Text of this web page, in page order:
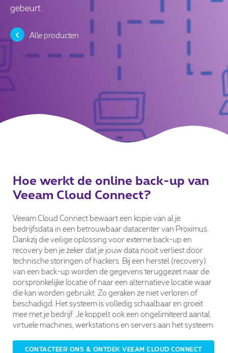
gebeurt.
Alle producten
Hoe werkt de online back-up van
Veeam Cloud Connect?
Veeam Cloud Connect bewaart een kopie van al je
bedrijfsdata in een betrouwbaar datacenter van Proximus.
Dankzij die veilige oplossing voor externe back-up en
recovery ben je zeker dat je jouw data nooit verliest door
technische storingen of hackers. Bij een herstel (recovery)
van een back-up worden de gegevens teruggezet naar de
oorspronkelijke locatie of naar een alternatieve locatie waar
die kan worden gebruikt. Zo geraken ze niet verloren of
beschadigd. Het systeem is volledig schaalbaar en groeit
mee met je bedrijf. Je koppelt ook een ongelimiteerd aantal
virtuele machines, werkstations en servers aan het systeem.
CONTACTEER ONS & ONTDEK VEEAM CLOUD CONNECT